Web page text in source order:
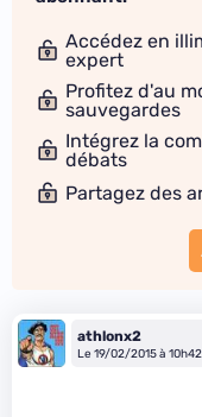
Accédez en
expert
Profitez d'au
sauvegardes
Intégrez la
débats
Partagez des
athlonx2
Le 19/02/2015 à 10h42